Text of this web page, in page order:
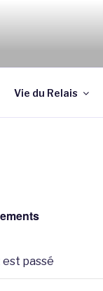
qui a pour
maternelles
Vie du Relais
passé